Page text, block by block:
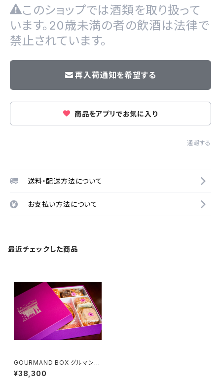
このショップでは酒類を取り扱って
います。20歳未満の者の飲酒は法律で
禁止されています。
再入荷通知を希望する
商品をアプリでお気に入り
通報する
送料・配送方法について
お支払い方法について
最近チェックした商品
GOURMAND BOX グルマンボ
ックス （2名様用）
¥38,300